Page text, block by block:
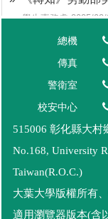
總機
傳真
警衛室
校安中心
515006 彰化縣大村
No.168, University
Taiwan(R.O.C.)
大葉大學版權所有
適用瀏覽器版本(含